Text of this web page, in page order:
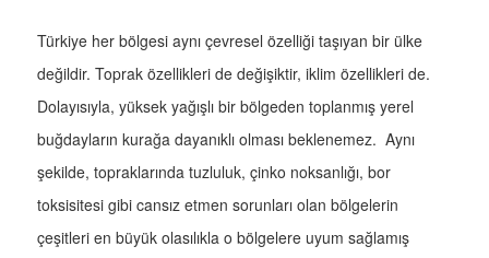
Türkiye her bölgesi aynı çevresel özelliği taşıyan bir ülke
değildir. Toprak özellikleri de değişiktir, iklim özellikleri de.
Dolayısıyla, yüksek yağışlı bir bölgeden toplanmış yerel
buğdayların kurağa dayanıklı olması beklenemez. Aynı
şekilde, topraklarında tuzluluk, çinko noksanlığı, bor
toksisitesi gibi cansız etmen sorunları olan bölgelerin
çeşitleri en büyük olasılıkla o bölgelere uyum sağlamış